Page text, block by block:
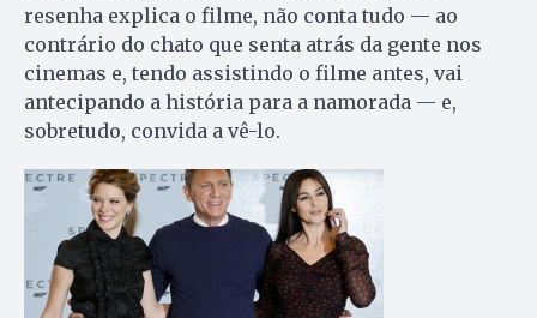
resenha explica o filme, não conta tudo — ao
contrário do chato que senta atrás da gente nos
cinemas e, tendo assistindo o filme antes, vai
antecipando a história para a namorada — e,
sobretudo, convida a vê-lo.